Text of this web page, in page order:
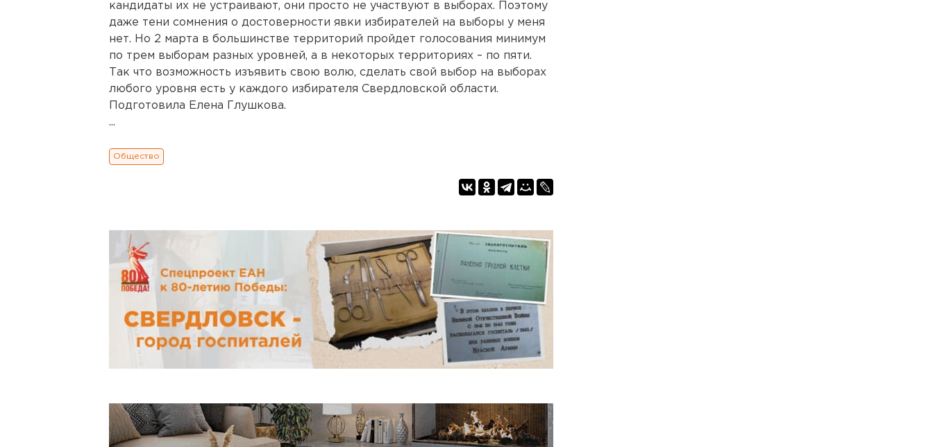
кандидаты их не устраивают, они просто не участвуют в выборах. Поэтому
даже тени сомнения о достоверности явки избирателей на выборы у меня
нет. Но 2 марта в большинстве территорий пройдет голосования минимум
по трем выборам разных уровней, а в некоторых территориях – по пяти.
Так что возможность изъявить свою волю, сделать свой выбор на выборах
любого уровня есть у каждого избирателя Свердловской области.
Подготовила Елена Глушкова.
...
Общество